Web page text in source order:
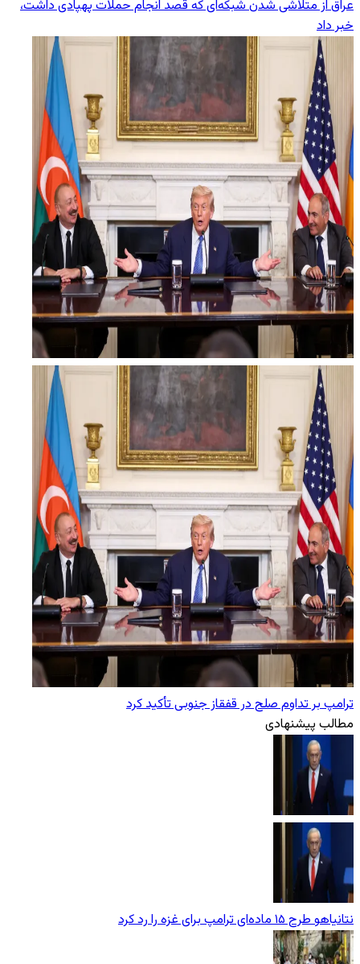
عراق از متلاشی شدن شبکه‌ای که قصد انجام حملات پهپادی داشت،
خبر داد
ترامپ بر تداوم صلح در قفقاز جنوبی تأکید کرد
مطالب پیشنهادی
نتانیاهو طرح ۱۵ ماده‌ای ترامپ برای غزه را رد کرد